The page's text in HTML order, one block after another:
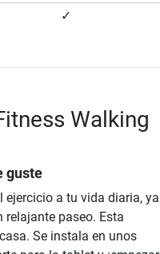
✓
Walking
guste
ejercicio a tu vida diaria, ya
paseo. Esta
Se instala en unos